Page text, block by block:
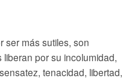
ser más sutiles, son
por su incolumidad,
tenacidad, libertad,